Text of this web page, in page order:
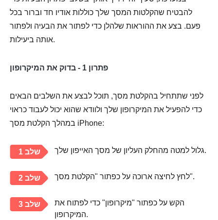
להבטיח שהקלטות המסך שלך כוללות אודיו חד וברור בכל
פעם. בצע את ההוראות שלהלן כדי לפתור את הבעיה ולפתור
אותה ביעילות.
פתרון 1 - בדוק את המיקרופון
לפני שתתחיל בהקלטת מסך, תוכל לבצע את השלבים הבאים
כדי להפעיל את המיקרופון שלך ולוודא שהוא יכול לעבוד כראוי
במהלך הקלטת מסך iPhone:
שלב 1 גלול למטה מהחלק העליון של מסך האייפון שלך.
שלב 2 לחץ לחיצה ארוכה על כפתור "הקלטת מסך".
שלב 3
הקש על כפתור "מיקרופון" כדי לפתוח את
המיקרופון.